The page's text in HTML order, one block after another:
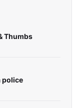
Thumbs
police